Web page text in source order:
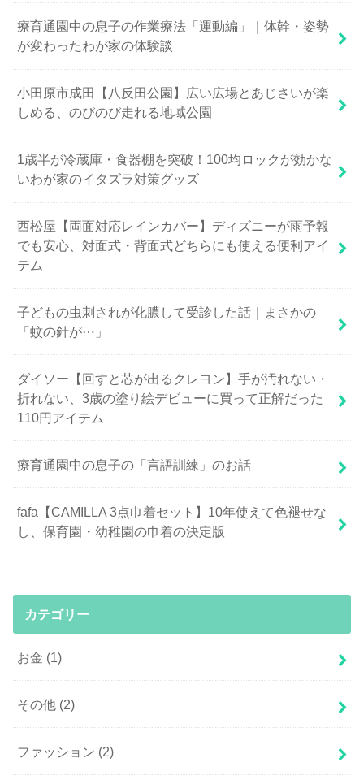
療育通園中の息子の作業療法「運動編」｜体幹・姿勢
が変わったわが家の体験談
小田原市成田【八反田公園】広い広場とあじさいが楽
しめる、のびのび走れる地域公園
1歳半が冷蔵庫・食器棚を突破！100均ロックが効かな
いわが家のイタズラ対策グッズ
西松屋【両面対応レインカバー】ディズニーが雨予報
でも安心、対面式・背面式どちらにも使える便利アイ
テム
子どもの虫刺されが化膿して受診した話｜まさかの
「蚊の針が⋯」
ダイソー【回すと芯が出るクレヨン】手が汚れない・
折れない、3歳の塗り絵デビューに買って正解だった
110円アイテム
療育通園中の息子の「言語訓練」のお話
fafa【CAMILLA 3点巾着セット】10年使えて色褪せな
し、保育園・幼稚園の巾着の決定版
カテゴリー
お金 (1)
その他 (2)
ファッション (2)